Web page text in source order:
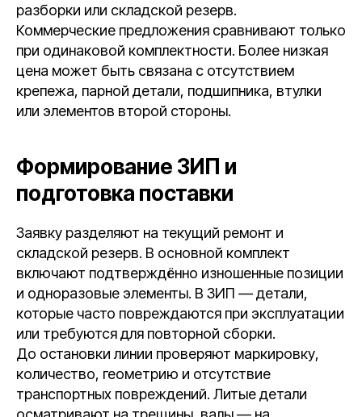
разборки или складской резерв.
Коммерческие предложения сравнивают только
при одинаковой комплектности. Более низкая
цена может быть связана с отсутствием
крепежа, парной детали, подшипника, втулки
или элементов второй стороны.
Формирование ЗИП и
подготовка поставки
Заявку разделяют на текущий ремонт и
складской резерв. В основной комплект
включают подтверждённо изношенные позиции
и одноразовые элементы. В ЗИП — детали,
которые часто повреждаются при эксплуатации
или требуются для повторной сборки.
До остановки линии проверяют маркировку,
количество, геометрию и отсутствие
транспортных повреждений. Литые детали